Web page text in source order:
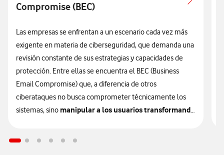
Compromise (BEC)
Las empresas se enfrentan a un escenario cada vez más
exigente en materia de ciberseguridad, que demanda una
revisión constante de sus estrategias y capacidades de
protección. Entre ellas se encuentra el BEC (Business
Email Compromise) que, a diferencia de otros
ciberataques no busca comprometer técnicamente los
sistemas, sino manipular a los usuarios transformando